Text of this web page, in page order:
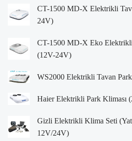
CT-1500 MD-X Elektrikli
24V)
CT-1500 MD-X Eko Elektrikli
(12V-24V)
WS2000 Elektrikli Tavan
Haier Elektrikli Park Kliması
Gizli Elektrikli Klima Seti
12V/24V)